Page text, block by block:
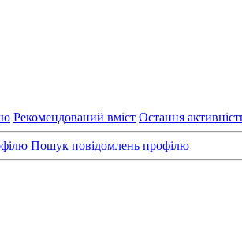
Рекомендований вміст Остання
Пошук повідомлень профілю